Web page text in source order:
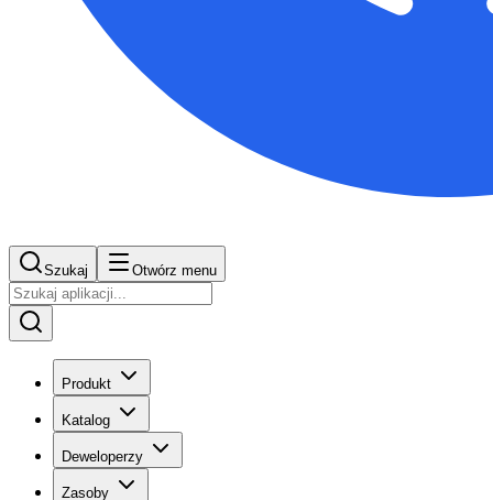
Szukaj Otwórz menu
Produkt
Katalog
Deweloperzy
Zasoby